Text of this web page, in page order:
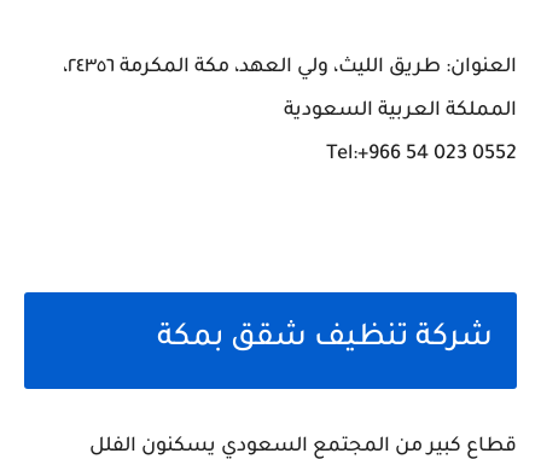
العنوان: طريق الليث، ولي العهد، مكة المكرمة ٢٤٣٥٦،
المملكة العربية السعودية
Tel:+966 54 023 0552
شركة تنظيف شقق بمكة
قطاع كبير من المجتمع السعودي يسكنون الفلل